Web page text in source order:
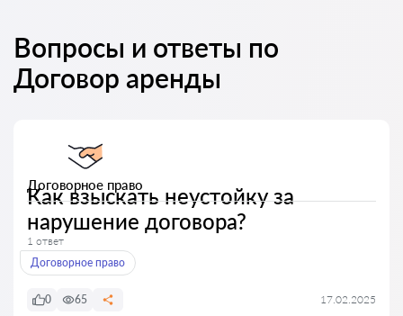
Вопросы и ответы по
Договор аренды
Договорное право
Как взыскать неустойку за
нарушение договора?
1 ответ
Договорное право
0 65 17.02.2025